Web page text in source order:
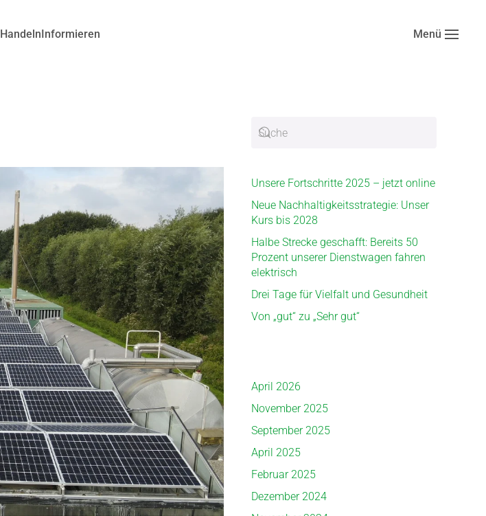
HandelnInformieren Menü
Unsere Fortschritte 2025 – jetzt online
Neue Nachhaltigkeitsstrategie: Unser
Kurs bis 2028
Halbe Strecke geschafft: Bereits 50
Prozent unserer Dienstwagen fahren
elektrisch
Drei Tage für Vielfalt und Gesundheit
Von „gut“ zu „Sehr gut“
April 2026
November 2025
September 2025
April 2025
Februar 2025
Dezember 2024